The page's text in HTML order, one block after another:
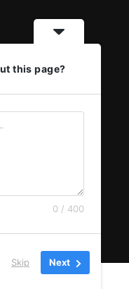
2024
this page?
0 / 400
Skip Next